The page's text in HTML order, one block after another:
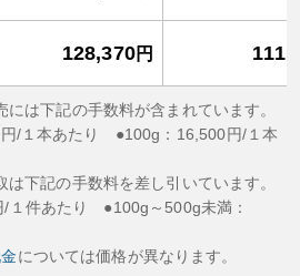
128,370円
は下記の手数料が含まれています。
/１本あたり ●100g：16,500円/１本
下記の手数料を差し引いています。
１件あたり ●100g～500g未満：
については価格が異なります。